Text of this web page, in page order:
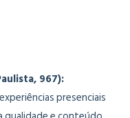
967):
presenciais